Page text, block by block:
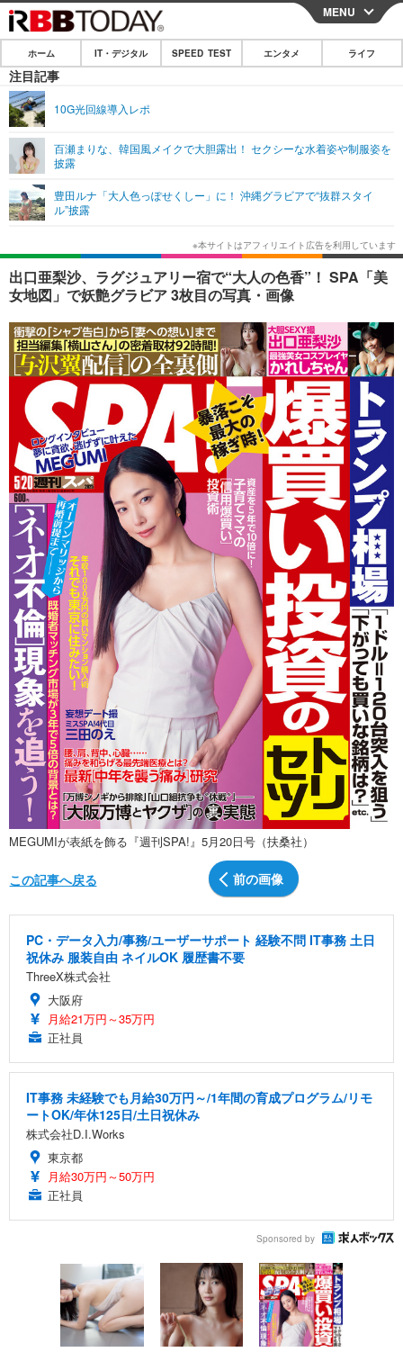
CLOSE
ホーム
IT・デジタル
ショッピング その他
SPEED TEST
エンタメ
エンタメTOP
韓国・芸能
音楽 スポーツ
ショッピング その他
ライフ
ライフTOP グルメ
ペット ショッピング
その他
リリース一覧
プッシュ通知の停止方法
MENU
ホーム IT・デジタル SPEED TEST エンタメ ライフ
注目記事
10G光回線導入レポ
百瀬まりな、韓国風メイクで大胆露出！ セクシーな水着姿や制服姿を
披露
豊田ルナ「大人色っぽせくしー」に！ 沖縄グラビアで“抜群スタイ
ル”披露
出口亜梨沙、ラグジュアリー宿で“大人の色香”！ SPA「美
女地図」で妖艶グラビア 3枚目の写真・画像
MEGUMIが表紙を飾る『週刊SPA!』5月20日号（扶桑社）
前の画像
この記事へ戻る
PC・データ入力/事務/ユーザーサポート 経験不問 IT事務 土日
祝休み 服装自由 ネイルOK 履歴書不要
ThreeX株式会社
大阪府
月給21万円～35万円
正社員
IT事務 未経験でも月給30万円～/1年間の育成プログラム/リモ
ートOK/年休125日/土日祝休み
株式会社D.I.Works
東京都
月給30万円～50万円
正社員
Sponsored by